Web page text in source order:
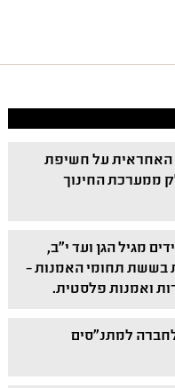
האחראית על חשיפת
ממערכת החינוך
מגיל הגן ועד י"ב,
בששת תחומי האמנות –
ואמנות פלסטית.
למתנ"סים